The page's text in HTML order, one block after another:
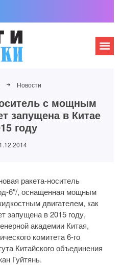
Новости
с мощным
запущена в Китае
году
ракета-носитель
6″/, оснащенная мощным
двигателем, как
запущена в 2015 году,
академии Китая,
комитета 6-го
Китайского объединения
Гуйтянь.